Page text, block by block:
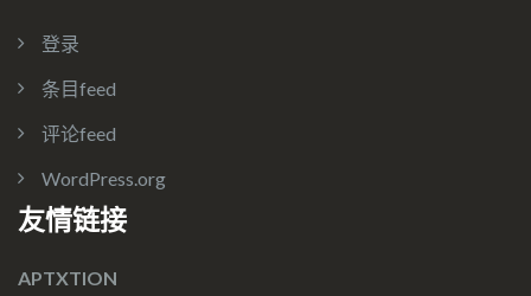
登录
条目feed
评论feed
WordPress.org
友情链接
APTXTION